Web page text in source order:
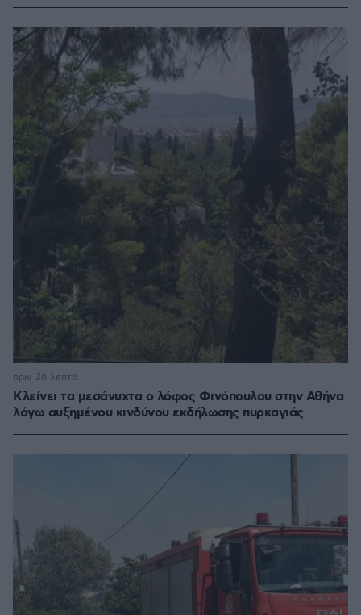
Κλείνει τα μεσάνυχτα ο λόφος Φινόπουλου στην Αθήνα
λόγω αυξημένου κινδύνου εκδήλωσης πυρκαγιάς
πριν 26 λεπτά